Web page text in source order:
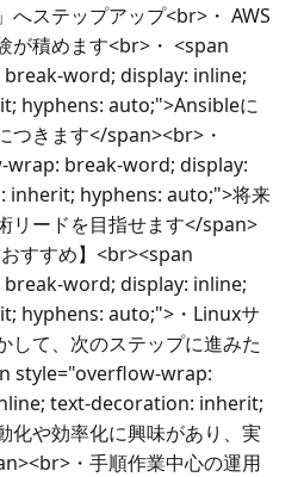
へステップアップ<br>・ AWS
が積めます<br>・ <span
word; display: inline;
hyphens: auto;">Ansibleに
つきます</span><br>・
break-word; display:
inherit; hyphens: auto;">将来
リードを目指せます</span>
すすめ】<br><span
word; display: inline;
hyphens: auto;">・Linuxサ
して、次のステップに進みた
style="overflow-wrap:
text-decoration: inherit;
や効率化に興味があり、実
・手順作業中心の運用